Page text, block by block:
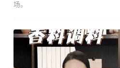
场。